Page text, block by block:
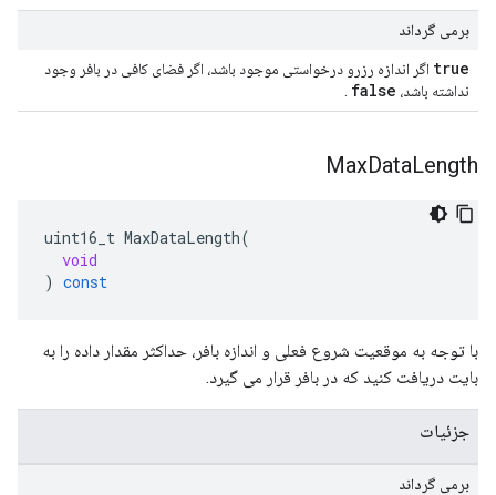
برمی گرداند
true اگر اندازه رزرو درخواستی موجود باشد، اگر فضای کافی در بافر وجود
نداشته باشد، false
MaxDataLength
uint16_t MaxDataLength(
void
) const
با توجه به موقعیت شروع فعلی و اندازه بافر، حداکثر مقدار داده را به
بایت دریافت کنید که در بافر قرار می گیرد.
جزئیات
برمی گرداند